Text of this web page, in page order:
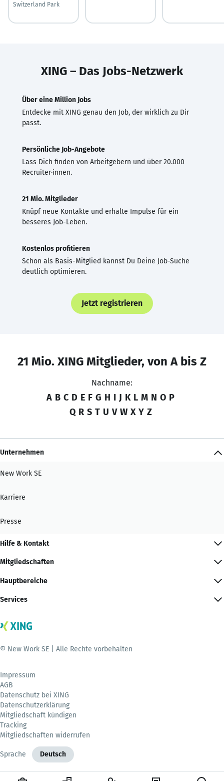
Switzerland Park
XING – Das Jobs-Netzwerk
Über eine Million Jobs
Entdecke mit XING genau den Job, der wirklich zu Dir
passt.
Persönliche Job-Angebote
Lass Dich finden von Arbeitgebern und über 20.000
Recruiter·innen.
21 Mio. Mitglieder
Knüpf neue Kontakte und erhalte Impulse für ein
besseres Job-Leben.
Kostenlos profitieren
Schon als Basis-Mitglied kannst Du Deine Job-Suche
deutlich optimieren.
Jetzt registrieren
21 Mio. XING Mitglieder, von A bis Z
Nachname:
A B C D E F G H I J K L M N O P
Q R S T U V W X Y Z
Unternehmen
New Work SE
Karriere
Presse
Hilfe & Kontakt
Mitgliedschaften
Hauptbereiche
Services
© New Work SE | Alle Rechte vorbehalten
Impressum
AGB
Datenschutz bei XING
Datenschutzerklärung
Mitgliedschaft kündigen
Tracking
Mitgliedschaften widerrufen
Sprache Deutsch